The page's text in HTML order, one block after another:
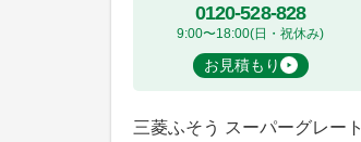
0120-528-828
9:00〜18:00(日・祝休み)
お見積もり
三菱ふそう スーパーグレート